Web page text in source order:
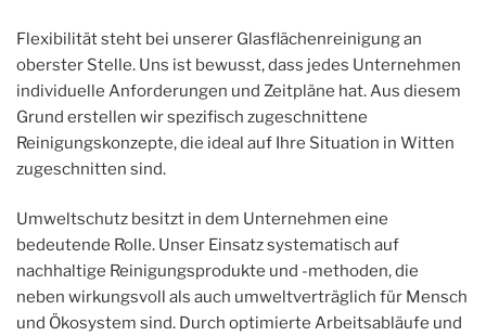
Flexibilität steht bei unserer Glasflächenreinigung an
oberster Stelle. Uns ist bewusst, dass jedes Unternehmen
individuelle Anforderungen und Zeitpläne hat. Aus diesem
Grund erstellen wir spezifisch zugeschnittene
Reinigungskonzepte, die ideal auf Ihre Situation in Witten
zugeschnitten sind.
Umweltschutz besitzt in dem Unternehmen eine
bedeutende Rolle. Unser Einsatz systematisch auf
nachhaltige Reinigungsprodukte und -methoden, die
neben wirkungsvoll als auch umweltverträglich für Mensch
und Ökosystem sind. Durch optimierte Arbeitsabläufe und